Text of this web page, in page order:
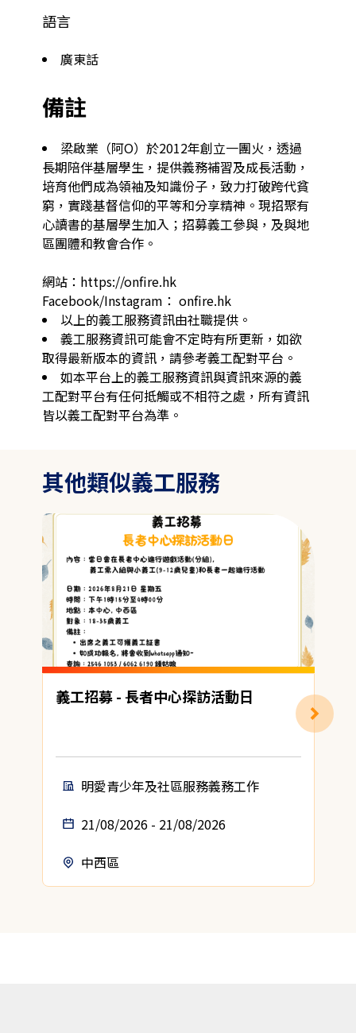
語言
廣東話
備註
梁啟業（阿O）於2012年創立一團火，透過
長期陪伴基層學生，提供義務補習及成長活動，
培育他們成為領袖及知識份子，致力打破跨代貧
窮，實踐基督信仰的平等和分享精神。現招聚有
心讀書的基層學生加入；招募義工參與，及與地
區團體和教會合作。
網站：https://onfire.hk
Facebook/Instagram： onfire.hk
以上的義工服務資訊由社職提供。
義工服務資訊可能會不定時有所更新，如欲
取得最新版本的資訊，請參考義工配對平台。
如本平台上的義工服務資訊與資訊來源的義
工配對平台有任何抵觸或不相符之處，所有資訊
皆以義工配對平台為準。
其他類似義工服務
義工招募 - 長者中心探訪活動日
明愛青少年及社區服務義務工作
21/08/2026 - 21/08/2026
中西區